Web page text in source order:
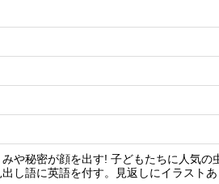
や秘密が顔を出す! 子どもたちに人気の
し語に英語を付す。見返しにイラストあ